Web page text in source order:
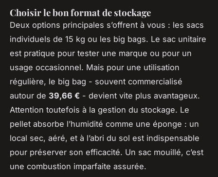
Choisir le bon format de stockage
Deux options principales s’offrent à vous : les sacs
individuels de 15 kg ou les big bags. Le sac unitaire
est pratique pour tester une marque ou pour un
usage occasionnel. Mais pour une utilisation
régulière, le big bag - souvent commercialisé
autour de 39,66 € - devient vite plus avantageux.
Attention toutefois à la gestion du stockage. Le
pellet absorbe l’humidité comme une éponge : un
local sec, aéré, et à l’abri du sol est indispensable
pour préserver son efficacité. Un sac mouillé, c’est
une combustion imparfaite assurée.